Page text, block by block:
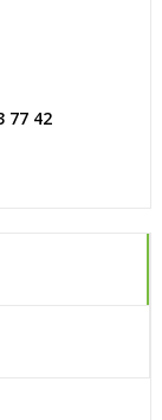
77 42